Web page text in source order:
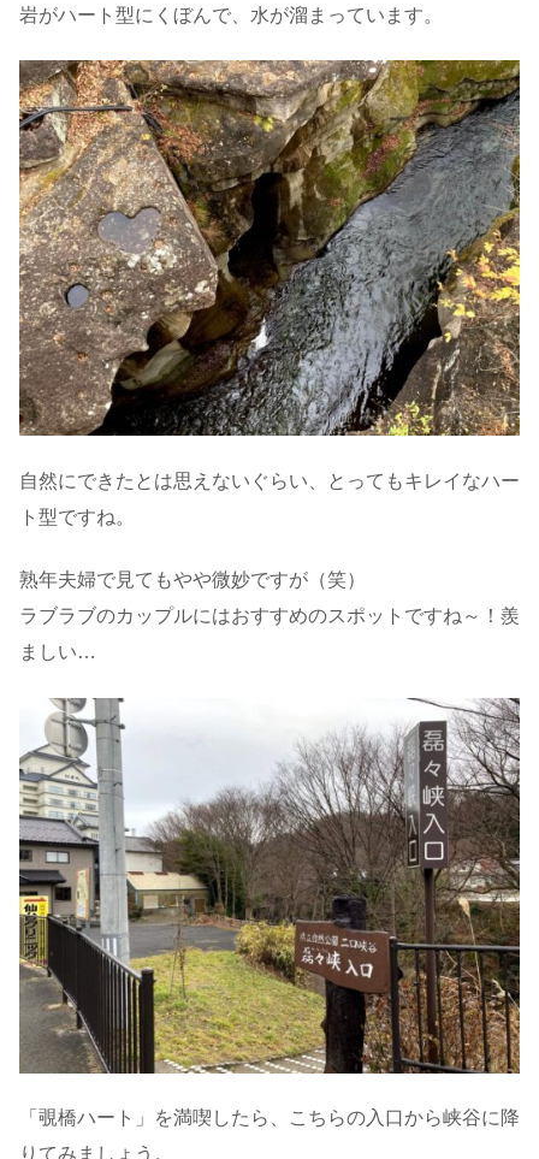
岩がハート型にくぼんで、水が溜まっています。
自然にできたとは思えないぐらい、とってもキレイなハー
ト型ですね。
熟年夫婦で見てもやや微妙ですが（笑）
ラブラブのカップルにはおすすめのスポットですね～！羨
ましい…
「覗橋ハート」を満喫したら、こちらの入口から峡谷に降
りてみましょう。